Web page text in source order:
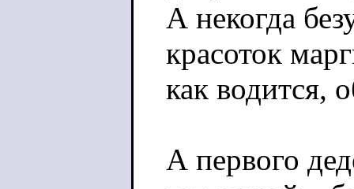
А некогда
красоток
как водится,
А первого